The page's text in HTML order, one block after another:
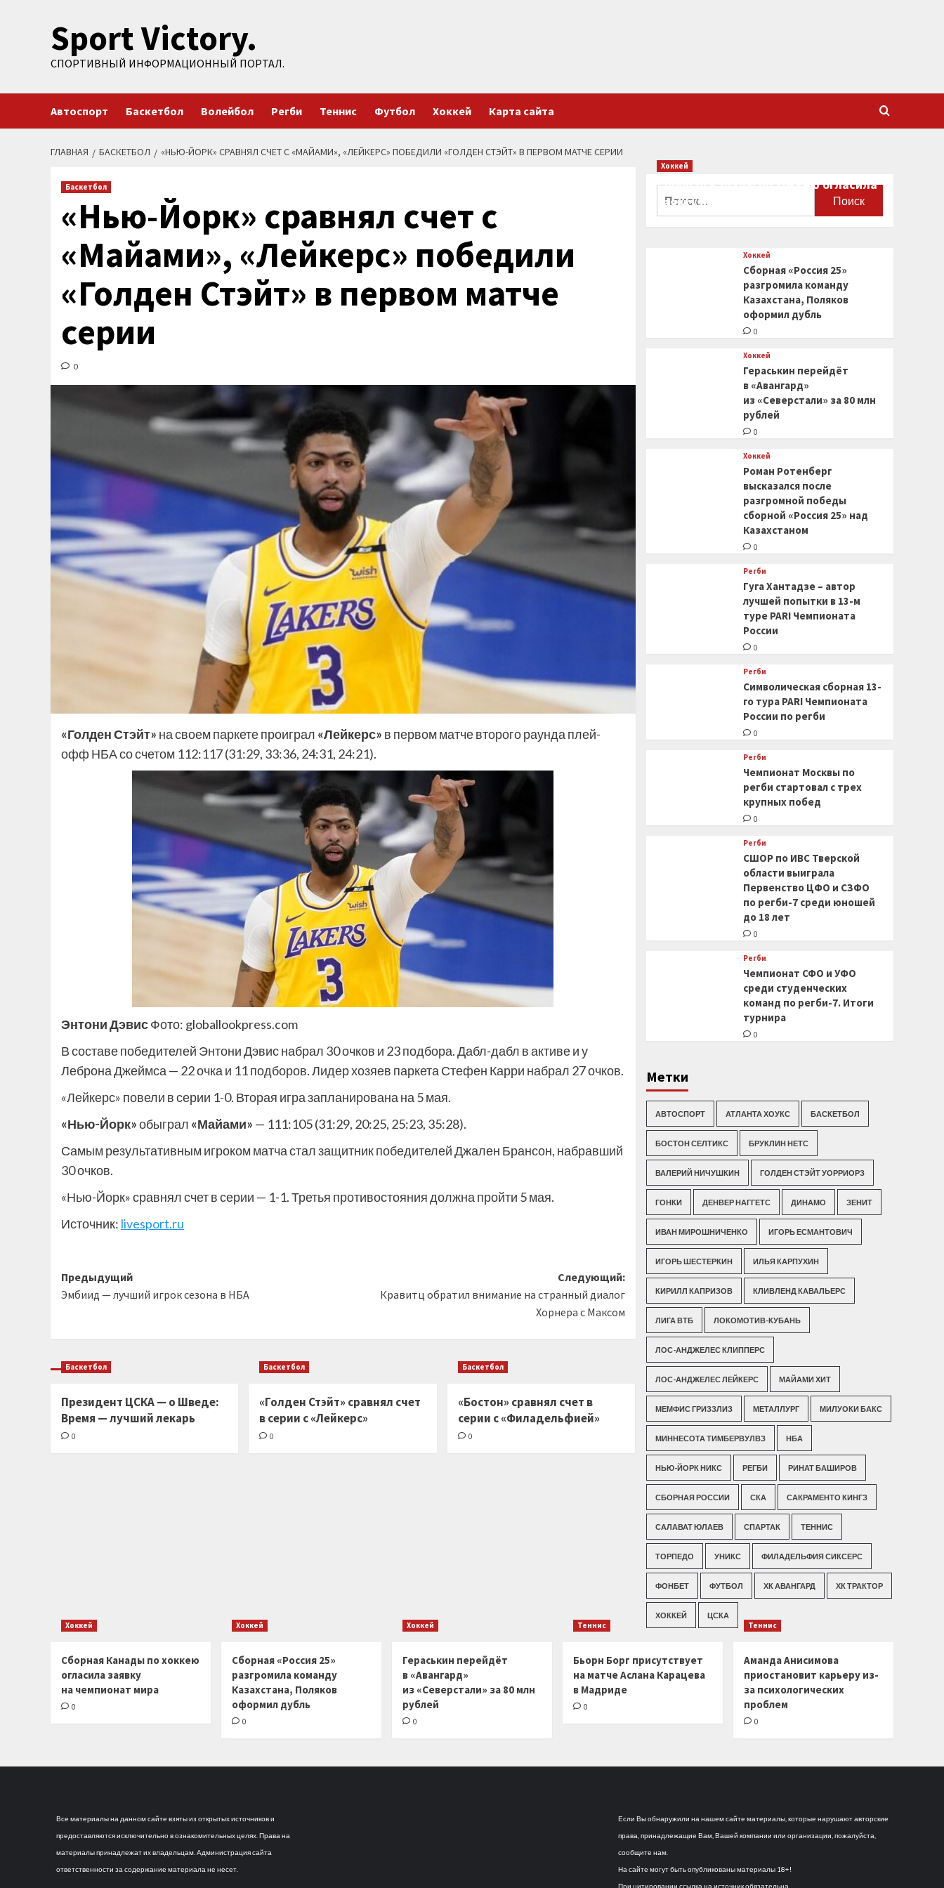
содержимомуSport Victory.
СПОРТИВНЫЙ ИНФОРМАЦИОННЫЙ ПОРТАЛ.
Автоспорт Баскетбол Волейбол Регби Теннис Футбол Хоккей Карта сайта
ГЛАВНАЯ БАСКЕТБОЛ «НЬЮ-ЙОРК» СРАВНЯЛ СЧЕТ С «МАЙАМИ», «ЛЕЙКЕРС» ПОБЕДИЛИ «ГОЛДЕН СТЭЙТ» В ПЕРВОМ МАТЧЕ СЕРИИ
Баскетбол
«Нью-Йорк» сравнял счет с
«Майами», «Лейкерс» победили
«Голден Стэйт» в первом матче
серии
0
«Голден Стэйт» на своем паркете проиграл «Лейкерс» в первом матче второго раунда плей-
офф НБА со счетом 112:117 (31:29, 33:36, 24:31, 24:21).
Энтони ДэвисФото: globallookpress.com
В составе победителей Энтони Дэвис набрал 30 очков и 23 подбора. Дабл-дабл в активе и у
Леброна Джеймса — 22 очка и 11 подборов. Лидер хозяев паркета Стефен Карри набрал 27 очков.
«Лейкерс» повели в серии 1-0. Вторая игра запланирована на 5 мая.
«Нью-Йорк»обыграл «Майами» — 111:105 (31:29, 20:25, 25:23, 35:28).
Самым результативным игроком матча стал защитник победителей Джален Брансон, набравший
30 очков.
«Нью-Йорк» сравнял счет в серии — 1-1. Третья противостояния должна пройти 5 мая.
Источник: livesport.ru
Навигация
записи
Предыдущий
Эмбиид — лучший игрок сезона в НБА
Следующий:
Кравитц обратил внимание на странный диалог
Хорнера с Максом
Баскетбол
Президент ЦСКА — о Шведе:
Время — лучший лекарь
0
Баскетбол
«Голден Стэйт» сравнял счет
в серии с «Лейкерс»
0
Баскетбол
«Бостон» сравнял счет в
серии с «Филадельфией»
0
Хоккей
Сборная Канады по хоккею огласила
заявку на чемпионат мира
Хоккей
Сборная «Россия 25»
разгромила команду
Казахстана, Поляков
оформил дубль
0
Хоккей
Гераськин перейдёт
в «Авангард»
из «Северстали» за 80 млн
рублей
0
Хоккей
Роман Ротенберг
высказался после
разгромной победы
сборной «Россия 25» над
Казахстаном
0
Регби
Гуга Хантадзе – автор
лучшей попытки в 13-м
туре PARI Чемпионата
России
0
Регби
Символическая сборная 13-
го тура PARI Чемпионата
России по регби
0
Регби
Чемпионат Москвы по
регби стартовал с трех
крупных побед
0
Регби
СШОР по ИВС Тверской
области выиграла
Первенство ЦФО и СЗФО
по регби-7 среди юношей
до 18 лет
0
Регби
Чемпионат СФО и УФО
среди студенческих
команд по регби-7. Итоги
турнира
0
Метки
АВТОСПОРТ АТЛАНТА ХОУКС БАСКЕТБОЛ
БОСТОН СЕЛТИКС БРУКЛИН НЕТС
ВАЛЕРИЙ НИЧУШКИН ГОЛДЕН СТЭЙТ УОРРИОРЗ
ГОНКИ ДЕНВЕР НАГГЕТС ДИНАМО ЗЕНИТ
ИВАН МИРОШНИЧЕНКО ИГОРЬ ЕСМАНТОВИЧ
ИГОРЬ ШЕСТЕРКИН ИЛЬЯ КАРПУХИН
КИРИЛЛ КАПРИЗОВ КЛИВЛЕНД КАВАЛЬЕРС
ЛИГА ВТБ ЛОКОМОТИВ-КУБАНЬ
ЛОС-АНДЖЕЛЕС КЛИППЕРС
ЛОС-АНДЖЕЛЕС ЛЕЙКЕРС МАЙАМИ ХИТ
МЕМФИС ГРИЗЗЛИЗ МЕТАЛЛУРГ МИЛУОКИ БАКС
МИННЕСОТА ТИМБЕРВУЛВЗ НБА
НЬЮ-ЙОРК НИКС РЕГБИ РИНАТ БАШИРОВ
СБОРНАЯ РОССИИ СКА САКРАМЕНТО КИНГЗ
САЛАВАТ ЮЛАЕВ СПАРТАК ТЕННИС
ТОРПЕДО УНИКС ФИЛАДЕЛЬФИЯ СИКСЕРС
ФОНБЕТ ФУТБОЛ ХК АВАНГАРД ХК ТРАКТОР
ХОККЕЙ ЦСКА
Хоккей
Сборная Канады по хоккею
огласила заявку
на чемпионат мира
0
Хоккей
Сборная «Россия 25»
разгромила команду
Казахстана, Поляков
оформил дубль
0
Хоккей
Гераськин перейдёт
в «Авангард»
из «Северстали» за 80 млн
рублей
0
Теннис
Бьорн Борг присутствует
на матче Аслана Карацева
в Мадриде
0
Теннис
Аманда Анисимова
приостановит карьеру из-
за психологических
проблем
0
Все материалы на данном сайте взяты из открытых источников и
предоставляются исключительно в ознакомительных целях. Права на
материалы принадлежат их владельцам. Администрация сайта
ответственности за содержание материала не несет.
Если Вы обнаружили на нашем сайте материалы, которые нарушают авторские
права, принадлежащие Вам, Вашей компании или организации, пожалуйста,
сообщите нам.
На сайте могут быть опубликованы материалы 18+!
При цитировании ссылка на источник обязательна.